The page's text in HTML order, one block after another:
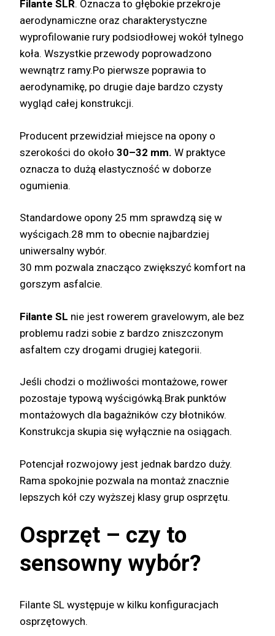
Filante SLR. Oznacza to głębokie przekroje
aerodynamiczne oraz charakterystyczne
wyprofilowanie rury podsiodłowej wokół tylnego
koła. Wszystkie przewody poprowadzono
wewnątrz ramy.Po pierwsze poprawia to
aerodynamikę, po drugie daje bardzo czysty
wygląd całej konstrukcji.
Producent przewidział miejsce na opony o
szerokości do około 30–32 mm. W praktyce
oznacza to dużą elastyczność w doborze
ogumienia.
Standardowe opony 25 mm sprawdzą się w
wyścigach.28 mm to obecnie najbardziej
uniwersalny wybór.
30 mm pozwala znacząco zwiększyć komfort na
gorszym asfalcie.
Filante SL nie jest rowerem gravelowym, ale bez
problemu radzi sobie z bardzo zniszczonym
asfaltem czy drogami drugiej kategorii.
Jeśli chodzi o możliwości montażowe, rower
pozostaje typową wyścigówką.Brak punktów
montażowych dla bagażników czy błotników.
Konstrukcja skupia się wyłącznie na osiągach.
Potencjał rozwojowy jest jednak bardzo duży.
Rama spokojnie pozwala na montaż znacznie
lepszych kół czy wyższej klasy grup osprzętu.
Osprzęt – czy to
sensowny wybór?
Filante SL występuje w kilku konfiguracjach
osprzętowych.